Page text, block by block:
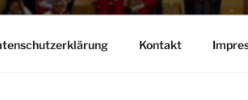
Kontakt